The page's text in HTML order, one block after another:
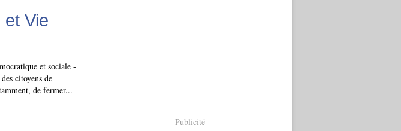
Vie
et sociale -
citoyens de
de fermer...
Publicité